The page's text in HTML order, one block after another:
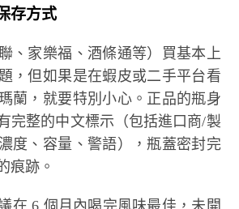
存方式
、家樂福、酒條通等）買基本上
，但如果是在蝦皮或二手平台看
蘭，就要特別小心。正品的瓶身
完整的中文標示（包括進口商/製
度、容量、警語），瓶蓋密封完
痕跡。
在 6 個月內喝完風味最佳，未開